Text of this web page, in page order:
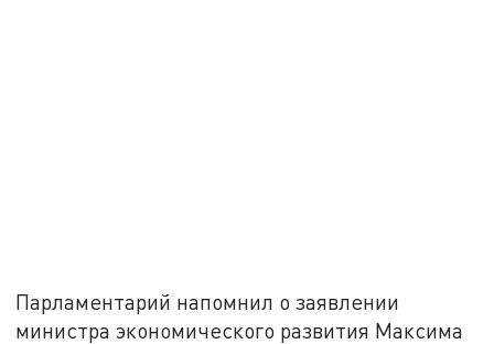
Парламентарий напомнил о заявлении
министра экономического развития Максима